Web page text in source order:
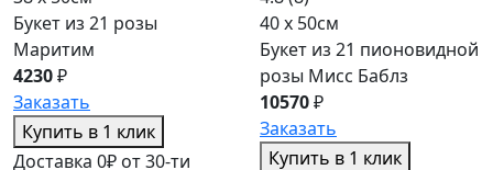
Букет из 21 розы
Маритим
4230₽
Заказать
Купить в 1 клик
Доставка 0₽ от 30-ти
40 x 50см
Букет из 21 пионовидной
розы Мисс Баблз
10570₽
Заказать
Купить в 1 клик